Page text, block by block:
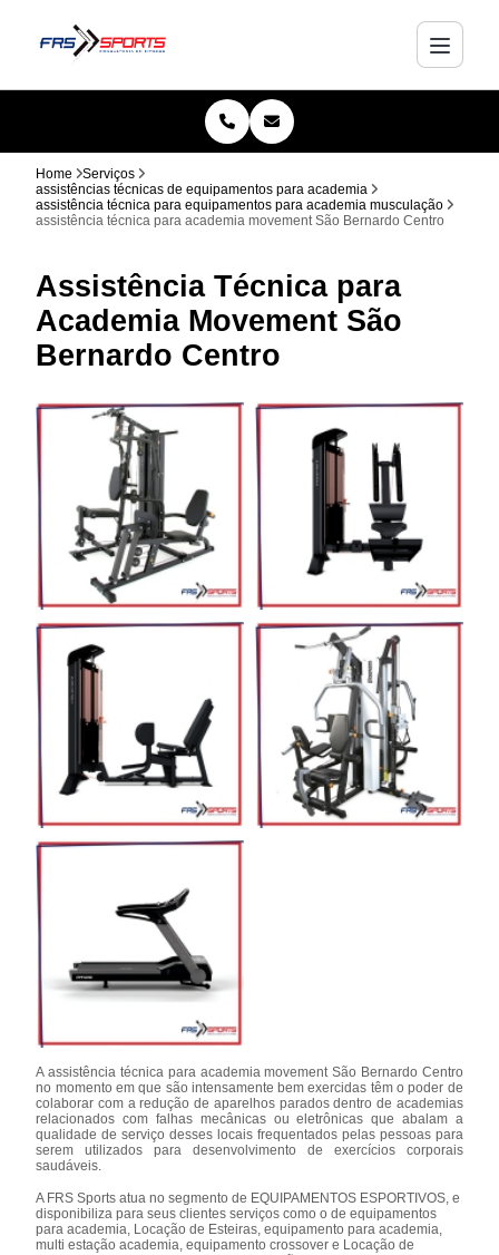
Home
Serviços
assistências técnicas de equipamentos para academia
assistência técnica para equipamentos para academia musculação
assistência técnica para academia movement São Bernardo Centro
Assistência Técnica para
Academia Movement São
Bernardo Centro
A assistência técnica para academia movement São Bernardo Centro
no momento em que são intensamente bem exercidas têm o poder de
colaborar com a redução de aparelhos parados dentro de academias
relacionados com falhas mecânicas ou eletrônicas que abalam a
qualidade de serviço desses locais frequentados pelas pessoas para
serem utilizados para desenvolvimento de exercícios corporais
saudáveis.
A FRS Sports atua no segmento de EQUIPAMENTOS ESPORTIVOS, e
disponibiliza para seus clientes serviços como o de equipamentos
para academia, Locação de Esteiras, equipamento para academia,
multi estação academia, equipamento crossover e Locação de